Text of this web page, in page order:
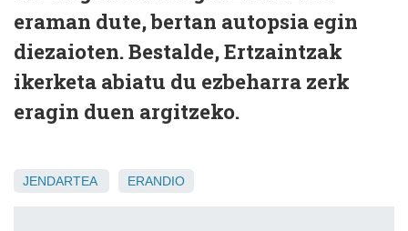
eraman dute, bertan autopsia egin
diezaioten. Bestalde, Ertzaintzak
ikerketa abiatu du ezbeharra zerk
eragin duen argitzeko.
JENDARTEA ERANDIO